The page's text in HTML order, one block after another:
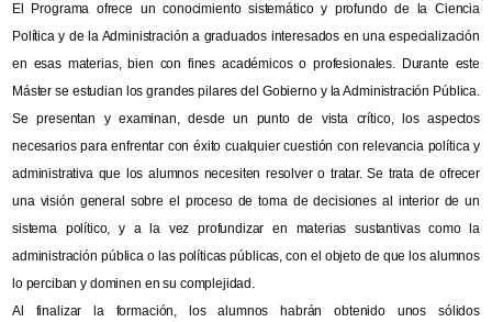
El Programa ofrece un conocimiento sistemático y profundo de la Ciencia
Política y de la Administración a graduados interesados en una especialización
en esas materias, bien con fines académicos o profesionales. Durante este
Máster se estudian los grandes pilares del Gobierno y la Administración Pública.
Se presentan y examinan, desde un punto de vista crítico, los aspectos
necesarios para enfrentar con éxito cualquier cuestión con relevancia política y
administrativa que los alumnos necesiten resolver o tratar. Se trata de ofrecer
una visión general sobre el proceso de toma de decisiones al interior de un
sistema político, y a la vez profundizar en materias sustantivas como la
administración pública o las políticas públicas, con el objeto de que los alumnos
lo perciban y dominen en su complejidad.
Al finalizar la formación, los alumnos habrán obtenido unos sólidos